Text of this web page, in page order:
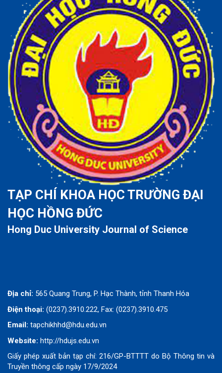
TẠP CHÍ KHOA HỌC TRƯỜNG ĐẠI
HỌC HỒNG ĐỨC
Hong Duc University Journal of Science
Địa chỉ: 565 Quang Trung, P. Hạc Thành, tỉnh Thanh Hóa
Điện thoại: (0237).3910.222, Fax: (0237).3910.475
Email: tapchikhhd@hdu.edu.vn
Website: http://hdujs.edu.vn
Giấy phép xuất bản tạp chí: 216/GP-BTTTT do Bộ Thông tin và
Truyền thông cấp ngày 17/9/2024